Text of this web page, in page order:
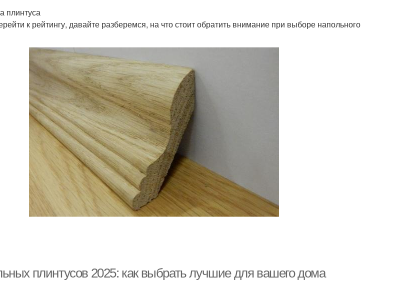
плинтуса
к рейтингу, давайте разберемся, на что стоит обратить внимание при выборе напольного
плинтусов 2025: как выбрать лучшие для вашего дома